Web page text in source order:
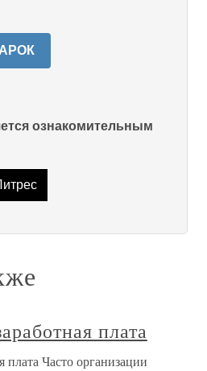
ознакомительным
плата
плата Часто организации